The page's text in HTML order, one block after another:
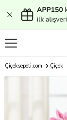
Çiçeksepeti.com Çiçek